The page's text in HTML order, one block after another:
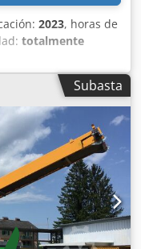
2023, horas de
totalmente
en
mm (L x A x Al)
12.268 mm
18.999 kg
x 3.149 mm (L x
de
Hlusfx Al Tja
Subasta